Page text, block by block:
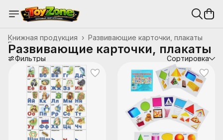
Развивающие карточки, плакаты
Книжная продукция ›
Главная
Развивающие карточки, плакаты
Фильтры Сортировка